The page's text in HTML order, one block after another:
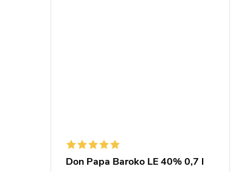
Don Papa Baroko LE 40% 0,7 l